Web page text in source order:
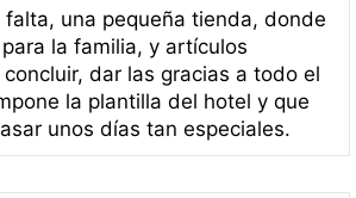
falta, una pequeña tienda, donde
la familia, y artículos
dar las gracias a todo el
la plantilla del hotel y que
unos días tan especiales.